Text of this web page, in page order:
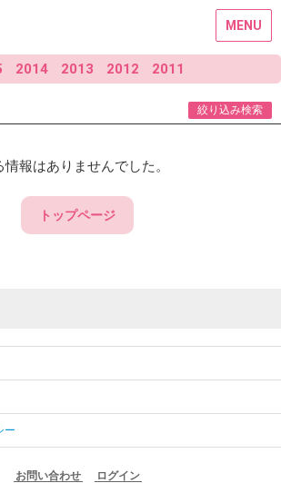
MENU
2014 2013 2012 2011
絞り込み検索
報はありませんでした。
トップページ
ー
お問い合わせ ログイン